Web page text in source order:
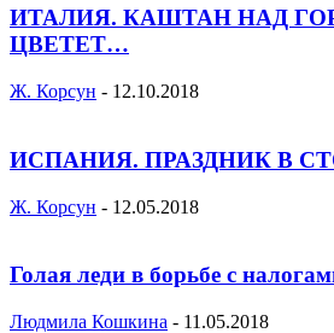
ИТАЛИЯ. КАШТАН НАД
ЦВЕТЕТ…
Ж. Корсун - 12.10.2018
ИСПАНИЯ. ПРАЗДНИК В
Ж. Корсун - 12.05.2018
Голая леди в борьбе с
Людмила Кошкина - 11.05.2018